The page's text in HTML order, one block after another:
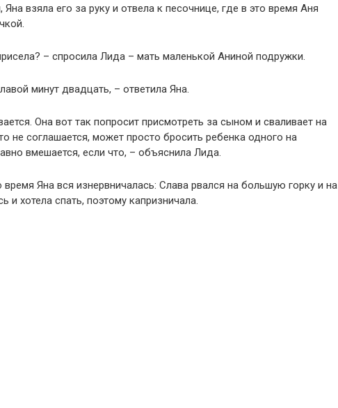
взяла его за руку и отвела к песочнице, где в это время Аня
– спросила Лида – мать маленькой Аниной подружки.
минут двадцать, – ответила Яна.
Она вот так попросит присмотреть за сыном и сваливает на
не соглашается, может просто бросить ребенка одного на
вмешается, если что, – объяснила Лида.
время Яна вся изнервничалась: Слава рвался на большую горку и на
и хотела спать, поэтому капризничала.